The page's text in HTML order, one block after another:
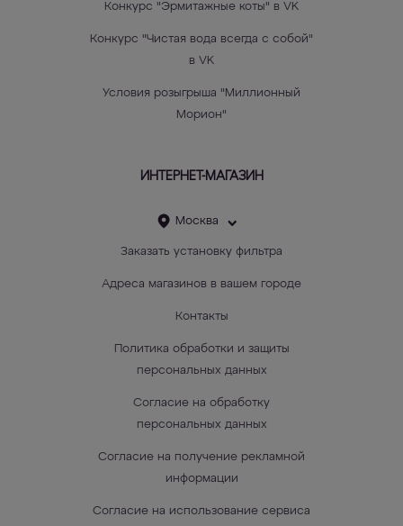
Конкурс "Эрмитажные коты" в VK
Конкурс "Чистая вода всегда с собой"
в VK
Условия розыгрыша "Миллионный
Морион"
ИНТЕРНЕТ-МАГАЗИН
Москва
Заказать установку фильтра
Адреса магазинов в вашем городе
Контакты
Политика обработки и защиты
персональных данных
Согласие на обработку
персональных данных
Согласие на получение рекламной
информации
Согласие на использование сервиса